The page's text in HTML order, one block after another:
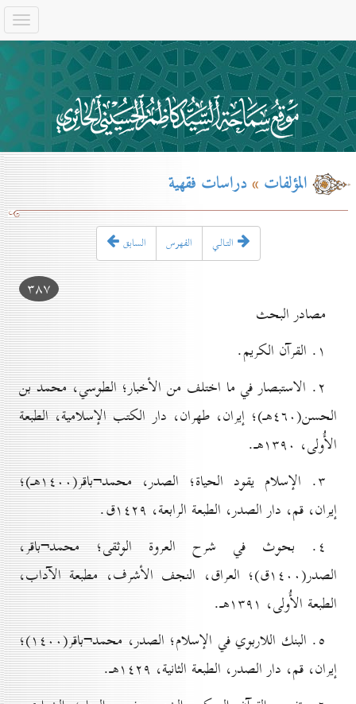
المؤلفات»دراسات فقهية
السابق الفهرس التـالـي
۳۸۷
مصادر البحث
۱. القرآن الكريم.
۲. الاستبصار في ما اختلف من الأخبار؛ الطوسي، محمد بن
الحسن(٤٦٠هـ)؛ إیران، طهران، دار الكتب الإسلامية، الطبعة
الأُولی، ۱۳۹٠هـ.
۳. الإسلام يقود الحياة؛ الصدر، محمد¬باقر(۱٤٠٠هـ)؛
إيران، قم، دار الصدر، الطبعة الرابعة، ۱٤۲۹ق.
٤. بحوث في شرح العروة الوثقی؛ محمد¬باقر،
الصدر(۱٤٠٠ق)؛ العراق، النجف الأشرف، مطبعة الآداب،
الطبعة الأُولی، ۱۳۹۱هـ.
٥. البنك اللاربوي في الإسلام؛ الصدر، محمد¬باقر(۱٤٠٠)؛
إيران، قم، دار الصدر، الطبعة الثانية، ۱٤۲۹هـ.